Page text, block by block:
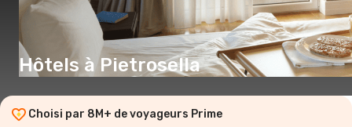
Hôtels à Pietrosella
Choisi par 8M+ de voyageurs Prime